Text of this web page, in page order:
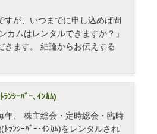
すが、いつまでに申し込めば間
カムはレンタルできますか？」
きます。 結論からお伝えする
ﾝｼｰﾊﾞｰ､ｲﾝｶﾑ)
年、 株主総会・定時総会・臨時
ﾗﾝｼｰﾊﾞｰ･ｲﾝｶﾑ)をレンタルされ